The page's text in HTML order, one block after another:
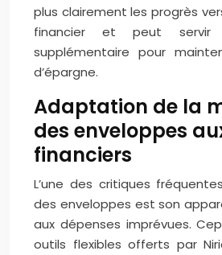
plus clairement les progrès
financier et peut servir
supplémentaire pour
d’épargne.
Adaptation de la
des enveloppes
financiers
L’une des critiques
des enveloppes est son
aux dépenses imprévues.
outils flexibles offerts par